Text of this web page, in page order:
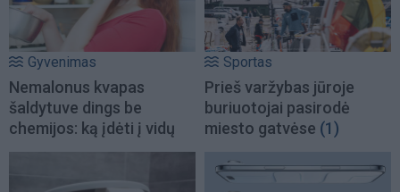
Gyvenimas
Nemalonus kvapas
šaldytuve dings be
chemijos: ką įdėti į vidų
Sportas
Prieš varžybas jūroje
buriuotojai pasirodė
miesto gatvėse (1)